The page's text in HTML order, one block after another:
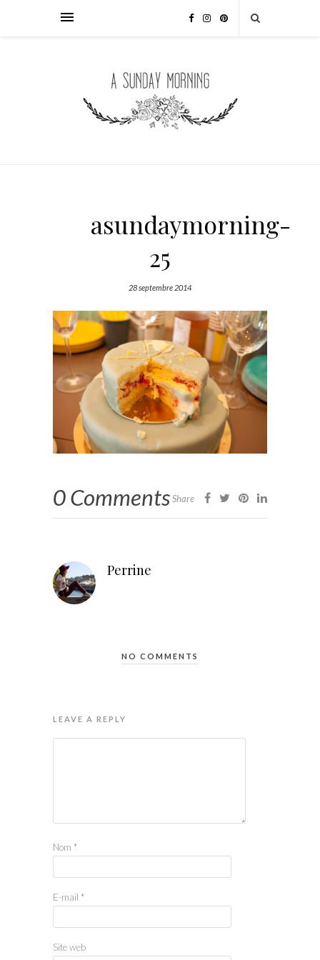
asundaymorning-
25
28 septembre 2014
0 CommentsShare
Perrine
NO COMMENTS
LEAVE A REPLY
Nom *
E-mail *
Site web